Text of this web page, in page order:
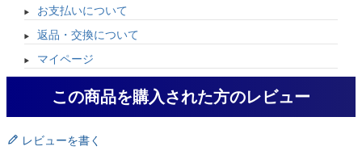
お支払いについて
返品・交換について
マイページ
この商品を購入された方のレビュー
レビューを書く